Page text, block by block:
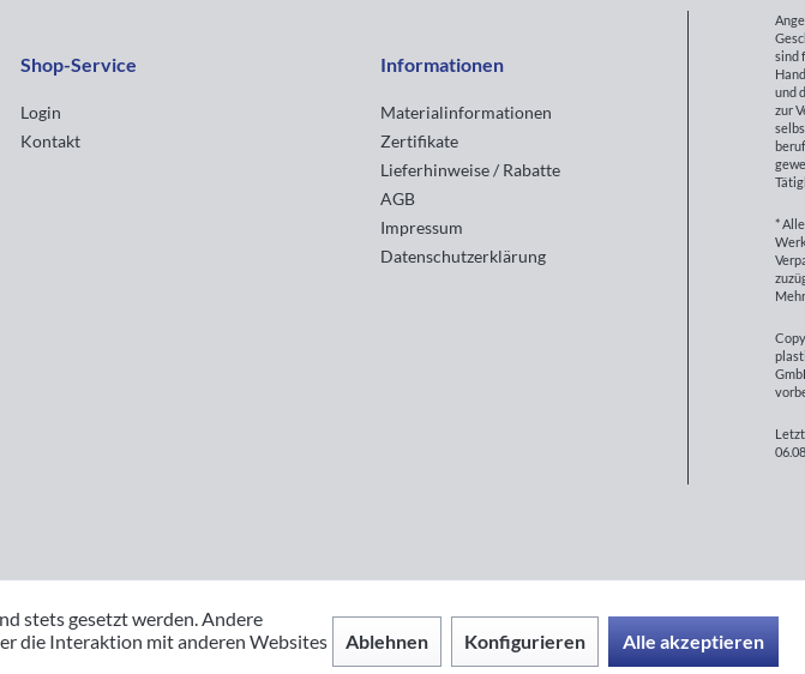
Shop-Service
Login
Kontakt
Informationen
Materialinformationen
Zertifikate
Lieferhinweise / Rabatte
AGB
Impressum
Datenschutzerklärung
sind
und
zur
*
stets gesetzt werden. Andere
die Interaktion mit anderen Websites
Ablehnen Konfigurieren Alle akzeptieren